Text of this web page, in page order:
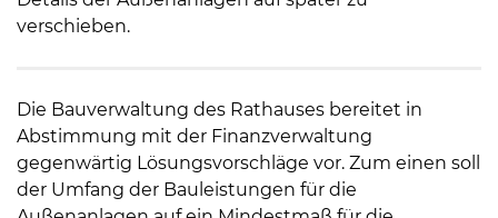
verschieben.
Die Bauverwaltung des Rathauses bereitet in
Abstimmung mit der Finanzverwaltung
gegenwärtig Lösungsvorschläge vor. Zum einen soll
der Umfang der Bauleistungen für die